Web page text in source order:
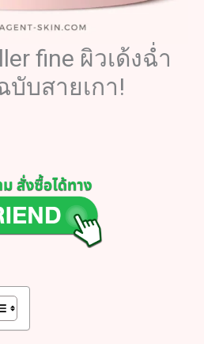
fine ผิวเด้งฉ่ำ
บับสายเกา!